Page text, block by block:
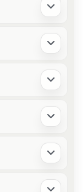
Déplier
Déplier
Déplier
Déplier
Déplier